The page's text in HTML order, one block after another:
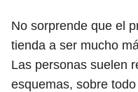
No sorprende que el
tienda a ser mucho
Las personas suelen
esquemas, sobre